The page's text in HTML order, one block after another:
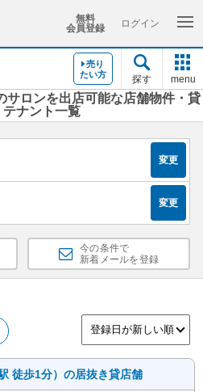
無料
会員登録
ログイン
売り
たい方
探す menu
サロンを出店可能な店舗物件・貸
テナント一覧
変更
変更
今の条件で
新着メールを登録
徒歩1分）の居抜き貸店舗